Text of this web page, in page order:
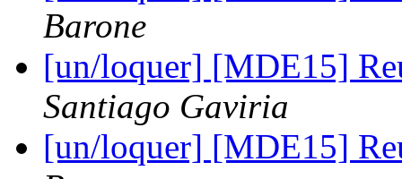
Barone
[un/loquer] [MDE15]
Santiago Gaviria
[un/loquer] [MDE15]